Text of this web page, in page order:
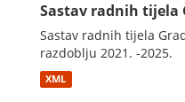
Sastav radnih tijela
Sastav radnih tijela
razdoblju 2021. -2025.
XML